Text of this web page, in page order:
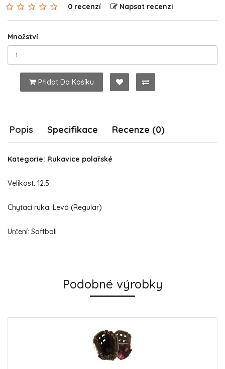
0 recenzí Napsat recenzi
Množství
Přidat Do Košíku
Popis Specifikace Recenze (0)
Kategorie: Rukavice polařské
Velikost: 12.5
Chytací ruka: Levá (Regular)
Určení: Softball
Podobné výrobky